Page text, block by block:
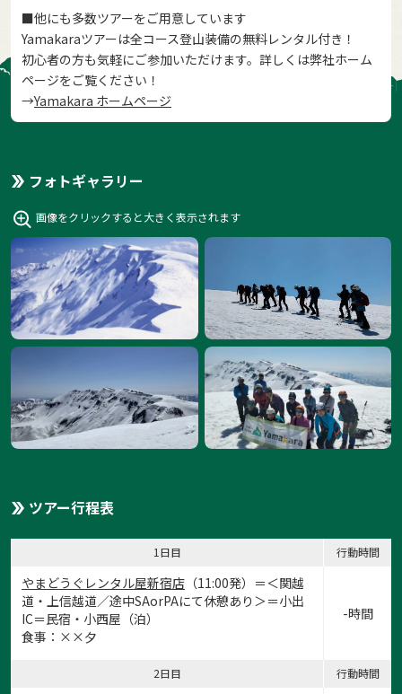
■他にも多数ツアーをご用意しています
Yamakaraツアーは全コース登山装備の無料レンタル付き！
初心者の方も気軽にご参加いただけます。詳しくは弊社ホーム
ページをご覧ください！
→Yamakara ホームページ
フォトギャラリー
画像をクリックすると大きく表示されます
ツアー行程表
1日目 行動時間
やまどうぐレンタル屋新宿店 （11:00発）＝＜関越
道・上信越道／途中SAorPAにて休憩あり＞＝小出
IC＝民宿・小西屋（泊）
食事：××夕
-時間
2日目 行動時間